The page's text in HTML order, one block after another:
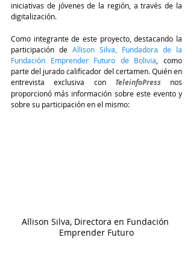
iniciativas de jóvenes de la región, a través de la
digitalización.
Como integrante de este proyecto, destacando la
participación de Allison Silva, Fundadora de la
Fundación Emprender Futuro de Bolivia , como
parte del jurado calificador del certamen. Quién en
entrevista exclusiva con TeleinfoPress nos
proporcionó más información sobre este evento y
sobre su participación en el mismo:
Allison Silva, Directora en Fundación
Emprender Futuro